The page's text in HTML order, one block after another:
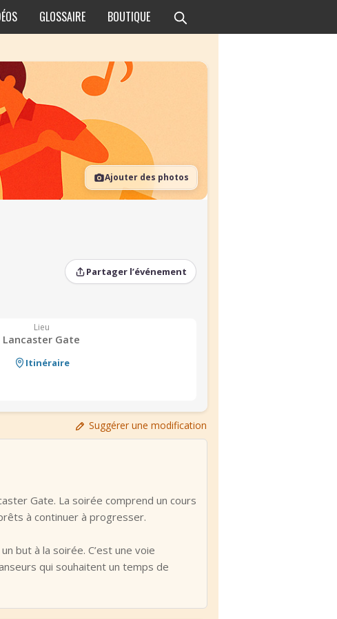
GLOSSAIRE BOUTIQUE
Ajouter des photos
Partager l’événement
Lieu
Lancaster Gate
Itinéraire
Suggérer une modification
Gate. La soirée comprend un cours
à continuer à progresser.
but à la soirée. C’est une voie
qui souhaitent un temps de